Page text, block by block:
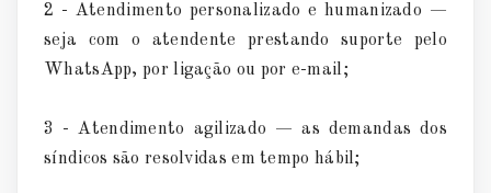
2 - Atendimento personalizado e humanizado —
seja com o atendente prestando suporte pelo
WhatsApp, por ligação ou por e-mail;
3 - Atendimento agilizado — as demandas dos
síndicos são resolvidas em tempo hábil;